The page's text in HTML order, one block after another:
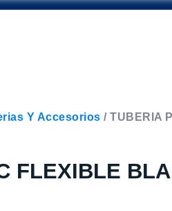
Y Accesorios / TUBERIA
FLEXIBLE